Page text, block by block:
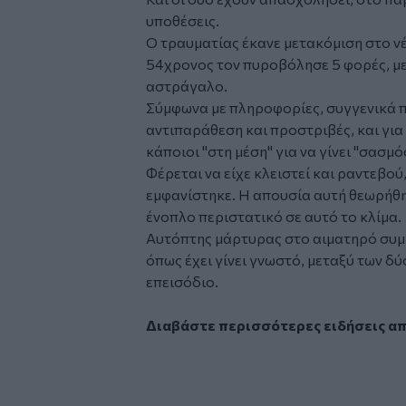
υποθέσεις.
Ο τραυματίας έκανε μετακόμιση στο
54χρονος τον πυροβόλησε 5 φορές, με
αστράγαλο.
Σύμφωνα με πληροφορίες,
αντιπαράθεση και προστριβές, και
κάποιοι "στη μέση" για να γίνει
Φέρεται να είχε κλειστεί και
εμφανίστηκε. Η απουσία αυτή
ένοπλο περιστατικό σε αυτό το κλίμα.
Αυτόπτης μάρτυρας στο αιματηρό
όπως έχει γίνει γνωστό, μεταξύ των
επεισόδιο.
Διαβάστε περισσότερες ειδήσεις